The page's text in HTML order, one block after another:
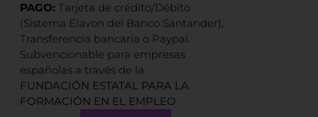
PAGO: Tarjeta de crédito/Débito
(Sistema Elavon del Banco Santander),
Transferencia bancaria o Paypal.
Subvencionable para empresas
españolas a través de la
FUNDACIÓN ESTATAL PARA LA
FORMACIÓN EN EL EMPLEO